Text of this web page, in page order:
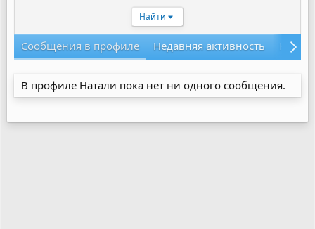
Найти
Сообщения в профиле Недавняя активность
В профиле Натали пока нет ни одного сообщения.